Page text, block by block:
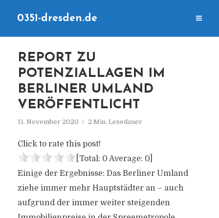
0351-dresden.de
REPORT ZU
POTENZIALLAGEN IM
BERLINER UMLAND
VERÖFFENTLICHT
11. November 2020 2 Min. Lesedauer
Click to rate this post!
[Total: 0 Average: 0]
Einige der Ergebnisse: Das Berliner Umland
ziehe immer mehr Hauptstädter an – auch
aufgrund der immer weiter steigenden